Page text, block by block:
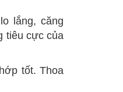
lắng, căng
tiêu cực của
tốt. Thoa